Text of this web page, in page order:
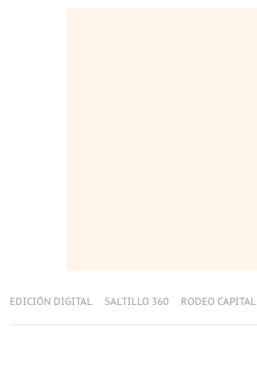
EDICIÓN DIGITAL SALTILLO 360 RODEO CAPITAL